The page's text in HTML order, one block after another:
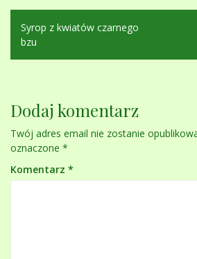
Nawigacja
wpisu
Syrop z kwiatów czarnego
bzu
Dodaj komentarz
Twój adres email nie zostanie
oznaczone *
Komentarz *